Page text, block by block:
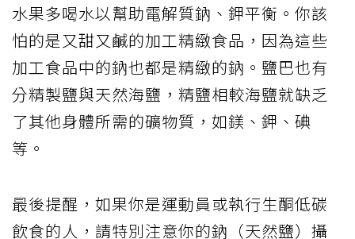
水果多喝水以幫助電解質鈉、鉀平衡。你該
怕的是又甜又鹹的加工精緻食品，因為這些
加工食品中的鈉也都是精緻的鈉。鹽巴也有
分精製鹽與天然海鹽，精鹽相較海鹽就缺乏
了其他身體所需的礦物質，如鎂、鉀、碘
等。
最後提醒，如果你是運動員或執行生酮低碳
飲食的人，請特別注意你的鈉（天然鹽）攝